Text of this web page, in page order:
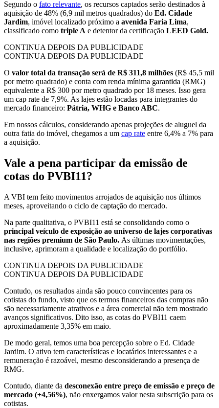
Segundo o fato relevante, os recursos captados serão destinados à
aquisição de 48% (6,9 mil metros quadrados) do Ed. Cidade
Jardim, imóvel localizado próximo a avenida Faria Lima,
classificado como triple A e detentor da certificação LEED Gold.
CONTINUA DEPOIS DA PUBLICIDADE
CONTINUA DEPOIS DA PUBLICIDADE
O valor total da transação será de R$ 311,8 milhões (R$ 45,5 mil
por metro quadrado) e conta com renda mínima garantida (RMG)
equivalente a R$ 300 por metro quadrado por 18 meses. Isso gera
um cap rate de 7,9%. As lajes estão locadas para integrantes do
mercado financeiro: Pátria, WHG e Banco ABC.
Em nossos cálculos, considerando apenas projeções de aluguel da
outra fatia do imóvel, chegamos a um cap rate entre 6,4% a 7% para
a aquisição.
Vale a pena participar da emissão de
cotas do PVBI11?
A VBI tem feito movimentos arrojados de aquisição nos últimos
meses, aproveitando o ciclo de captação do mercado.
Na parte qualitativa, o PVBI11 está se consolidando como o
principal veículo de exposição ao universo de lajes corporativas
nas regiões premium de São Paulo. As últimas movimentações,
inclusive, aprimoram a qualidade e localização do portfólio.
CONTINUA DEPOIS DA PUBLICIDADE
CONTINUA DEPOIS DA PUBLICIDADE
Contudo, os resultados ainda são pouco convincentes para os
cotistas do fundo, visto que os termos financeiros das compras não
são necessariamente atrativos e a área comercial não tem mostrado
avanços significativos. Dito isso, as cotas do PVBI11 caem
aproximadamente 3,35% em maio.
De modo geral, temos uma boa percepção sobre o Ed. Cidade
Jardim. O ativo tem características e locatários interessantes e a
remuneração é razoável, mesmo desconsiderando a presença de
RMG.
Contudo, diante da desconexão entre preço de emissão e preço de
mercado (+4,56%), não enxergamos valor nesta subscrição para os
cotistas.